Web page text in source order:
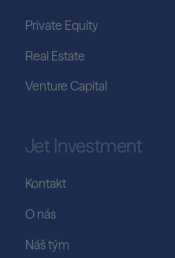
Private Equity
Real Estate
Venture Capital
Jet Investment
Kontakt
O nás
Náš tým